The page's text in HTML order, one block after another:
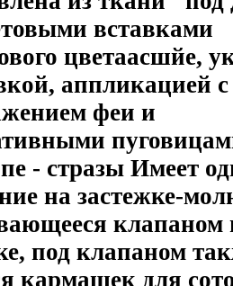
вставками
цветаасшйе,
аппликацией с
феи и
- стразы Имеет
на застежке-
клапаном
под клапаном
кармашек для